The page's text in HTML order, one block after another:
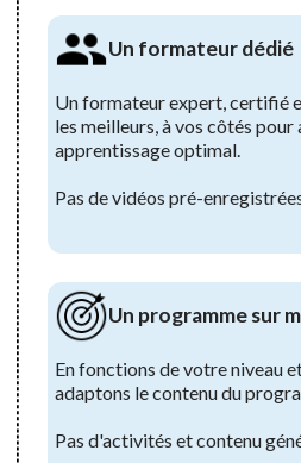
Un formateur dédié
Un formateur expert, certifié
les meilleurs, à vos côtés pour
apprentissage optimal.
Pas de vidéos pré-
Un programme sur
En fonctions de votre niveau
adaptons le contenu du
Pas d'activités et contenu